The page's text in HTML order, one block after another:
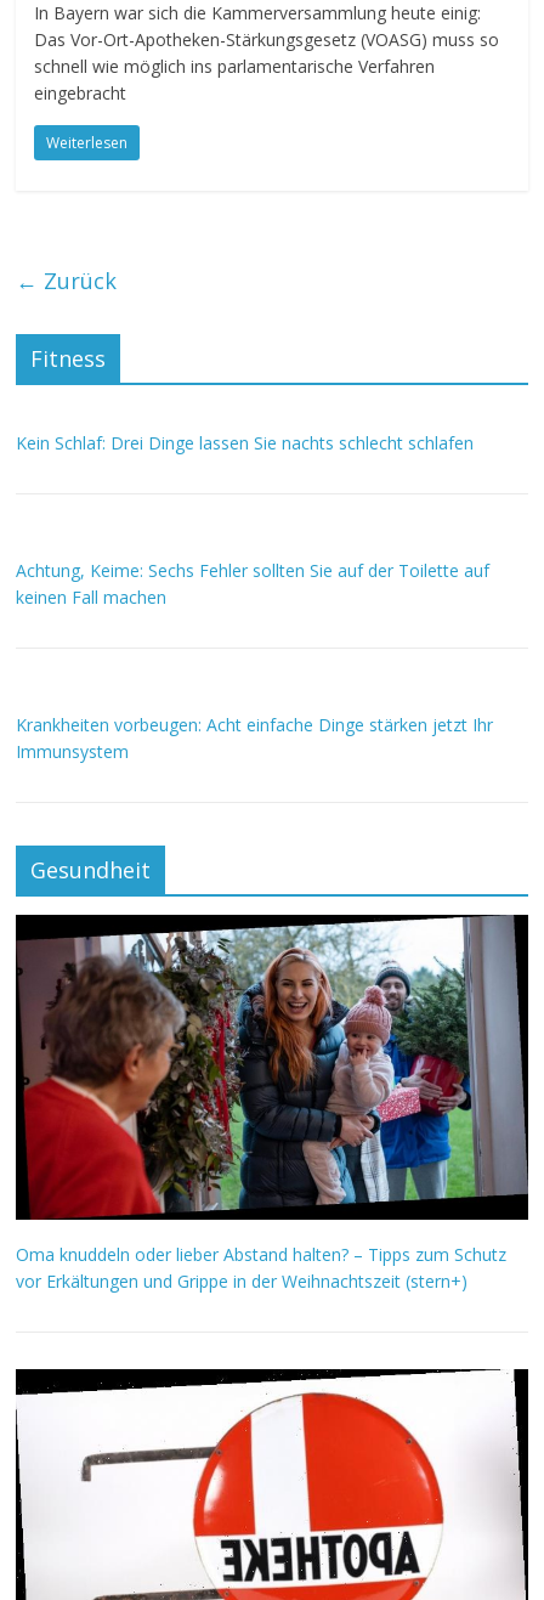
In Bayern war sich die Kammerversammlung heute einig:
Das Vor-Ort-Apotheken-Stärkungsgesetz (VOASG) muss so
schnell wie möglich ins parlamentarische Verfahren
eingebracht
Weiterlesen
← Zurück
Fitness
Kein Schlaf: Drei Dinge lassen Sie nachts schlecht schlafen
Achtung, Keime: Sechs Fehler sollten Sie auf der Toilette auf
keinen Fall machen
Krankheiten vorbeugen: Acht einfache Dinge stärken jetzt Ihr
Immunsystem
Gesundheit
Oma knuddeln oder lieber Abstand halten? – Tipps zum Schutz
vor Erkältungen und Grippe in der Weihnachtszeit (stern+)